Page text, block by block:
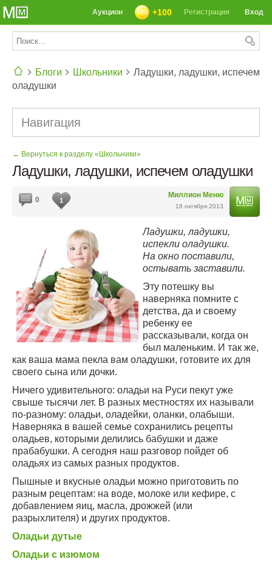
Вход
Регистрация
+100
Аукцион
Блоги Школьники
Ладушки, ладушки, испечем
оладушки
Навигация
← Вернуться к разделу «Школьники»
Ладушки, ладушки, испечем оладушки
Миллион Меню
18 октября 2013
0 1
Ладушки, ладушки,
испекли оладушки.
На окно поставили,
остывать заставили.
Эту потешку вы
наверняка помните с
детства, да и своему
ребенку ее
рассказывали, когда он
был маленьким. И так же,
как ваша мама пекла вам оладушки, готовите их для
своего сына или дочки.
Ничего удивительного: оладьи на Руси пекут уже
свыше тысячи лет. В разных местностях их называли
по-разному: оладьи, оладейки, оланки, олабыши.
Наверняка в вашей семье сохранились рецепты
оладьев, которыми делились бабушки и даже
прабабушки. А сегодня наш разговор пойдет об
оладьях из самых разных продуктов.
Пышные и вкусные оладьи можно приготовить по
разным рецептам: на воде, молоке или кефире, с
добавлением яиц, масла, дрожжей (или
разрыхлителя) и других продуктов.
Оладьи дутые
Оладьи с изюмом